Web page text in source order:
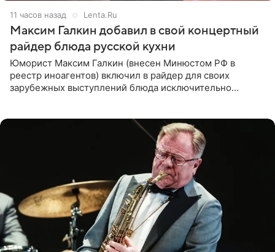
11 часов назад Lenta.Ru
Максим Галкин добавил в свой концертный
райдер блюда русской кухни
Юморист Максим Галкин (внесен Минюстом РФ в
реестр иноагентов) включил в райдер для своих
зарубежных выступлений блюда исключительно